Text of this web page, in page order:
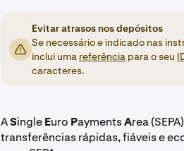
Evitar atrasos nos depósitos
Se necessário e indicado nas
inclui uma referência para o seu
caracteres.
ASingleEuro PaymentsArea
transferências rápidas, fiáveis e